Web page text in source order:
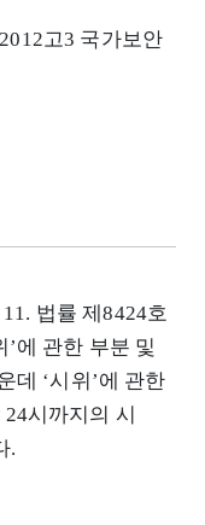
고3 국가보안
법률 제8424호
’에 관한 부분 및
데 ‘시위’에 관한
시까지의 시
.